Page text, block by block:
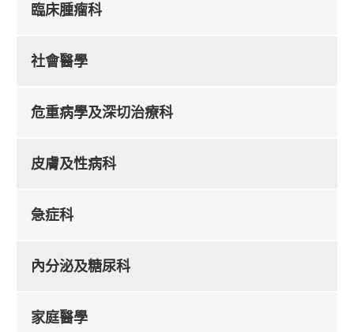
臨床腫瘤科
社會醫學
危重病學及深切治療科
皮膚及性病科
急症科
內分泌及糖尿科
家庭醫學